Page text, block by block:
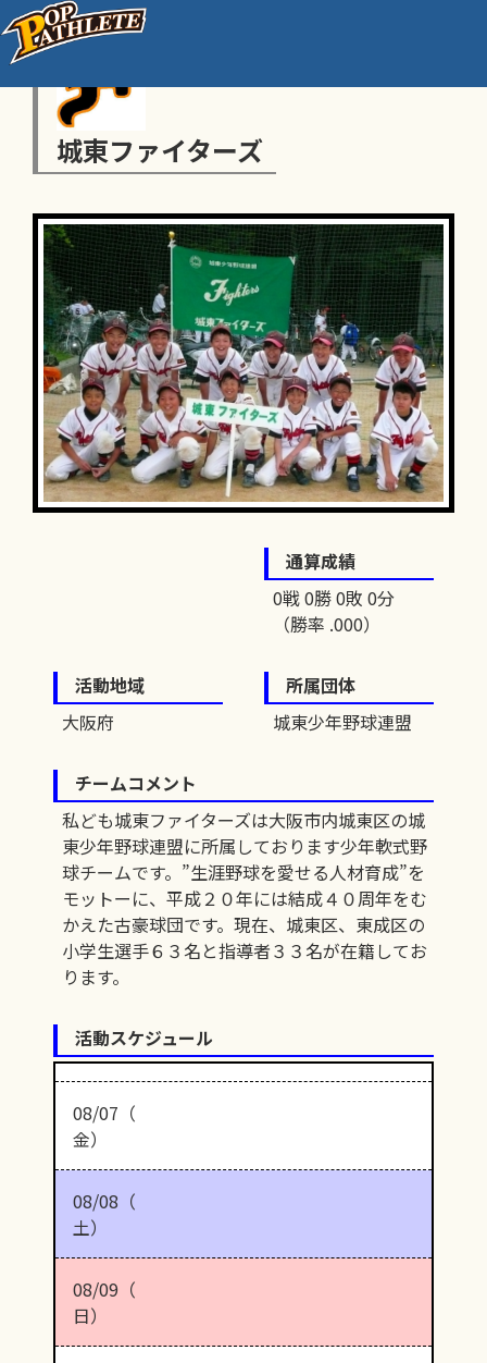
城東ファイターズ
通算成績
0戦 0勝 0敗 0分
（勝率 .000）
活動地域
大阪府
所属団体
城東少年野球連盟
チームコメント
私ども城東ファイターズは大阪市内城東区の城
東少年野球連盟に所属しております少年軟式野
球チームです。”生涯野球を愛せる人材育成”を
モットーに、平成２０年には結成４０周年をむ
かえた古豪球団です。現在、城東区、東成区の
小学生選手６３名と指導者３３名が在籍してお
ります。
活動スケジュール
08/07（
金）
08/08（
土）
08/09（
日）